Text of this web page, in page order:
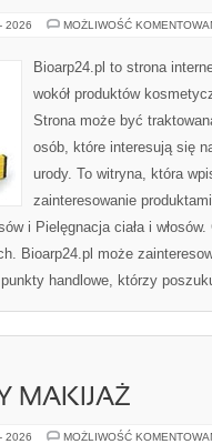
2026 MOŻLIWOŚĆ
Bioarp24.pl to strona
wokół produktów
Strona może być
osób, które interesują się
urody. To witryna, która
zainteresowanie
i Pielęgnacja ciała i
Bioarp24.pl może
handlowe, którzy
MAKIJAŻ
2026 MOŻLIWOŚĆ